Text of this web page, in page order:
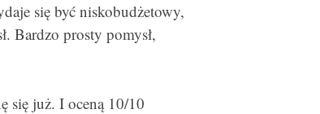
się być niskobudżetowy,
Bardzo prosty pomysł,
się już. I oceną 10/10